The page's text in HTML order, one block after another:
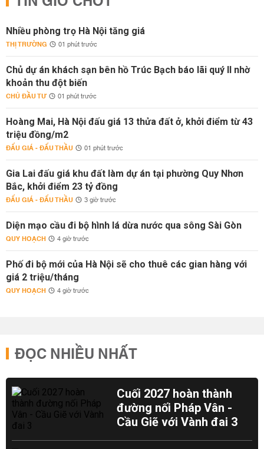
Nhiều phòng trọ Hà Nội tăng giá
THỊ TRƯỜNG 01 phút trước
Chủ dự án khách sạn bên hồ Trúc Bạch báo lãi quý II nhờ
khoản thu đột biến
CHỦ ĐẦU TƯ 01 phút trước
Hoàng Mai, Hà Nội đấu giá 13 thửa đất ở, khởi điểm từ 43
triệu đồng/m2
ĐẤU GIÁ - ĐẤU THẦU 01 phút trước
Gia Lai đấu giá khu đất làm dự án tại phường Quy Nhơn
Bắc, khởi điểm 23 tỷ đồng
ĐẤU GIÁ - ĐẤU THẦU 3 giờ trước
Diện mạo cầu đi bộ hình lá dừa nước qua sông Sài Gòn
QUY HOẠCH 4 giờ trước
Phố đi bộ mới của Hà Nội sẽ cho thuê các gian hàng với
giá 2 triệu/tháng
QUY HOẠCH 4 giờ trước
ĐỌC NHIỀU NHẤT
Cuối 2027 hoàn thành
đường nối Pháp Vân -
Cầu Giẽ với Vành đai 3